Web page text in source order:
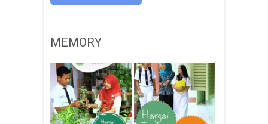
MEMORY